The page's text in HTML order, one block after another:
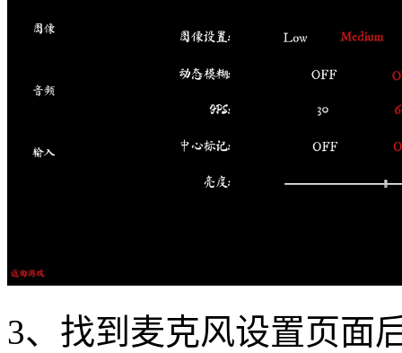
3、找到麦克风设置页面